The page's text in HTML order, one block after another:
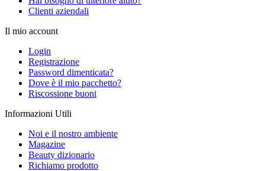
Clienti aziendali
Il mio account
Login
Registrazione
Password dimenticata?
Dove è il mio pacchetto?
Riscossione buoni
Informazioni Utili
Noi e il nostro ambiente
Magazine
Beauty dizionario
Richiamo prodotto